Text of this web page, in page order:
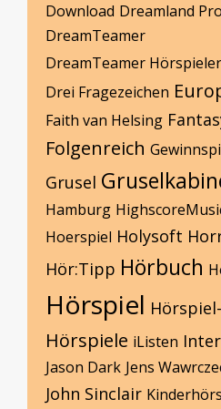
Download Dreamland
DreamTeamer
DreamTeamer Hörspieler
Drei Fragezeichen
Faith van Helsing
Folgenreich
Grusel
Hamburg
Hoerspiel Holysoft
Hör:Tipp Hörbuch
Hörspiel
Hörspiele iListen
Jason Dark Jens
John Sinclair